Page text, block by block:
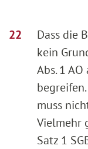
Dass die
kein
Abs. 1
muss
Vielmehr
Satz 1